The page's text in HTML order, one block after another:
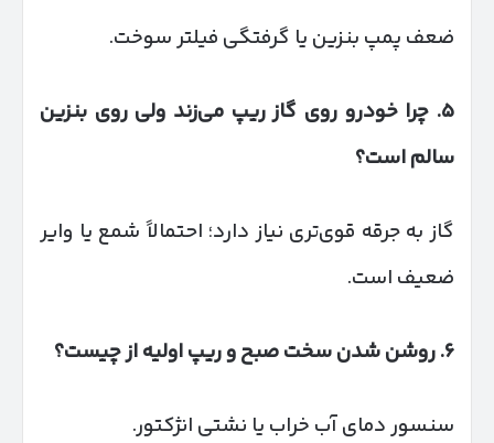
ضعف پمپ بنزین یا گرفتگی فیلتر سوخت.
۵. چرا خودرو روی گاز ریپ می‌زند ولی روی بنزین
سالم است؟
گاز به جرقه قوی‌تری نیاز دارد؛ احتمالاً شمع یا وایر
ضعیف است.
۶.روشن شدن سخت صبح و ریپ اولیه از چیست؟
سنسور دمای آب خراب یا نشتی انژکتور.